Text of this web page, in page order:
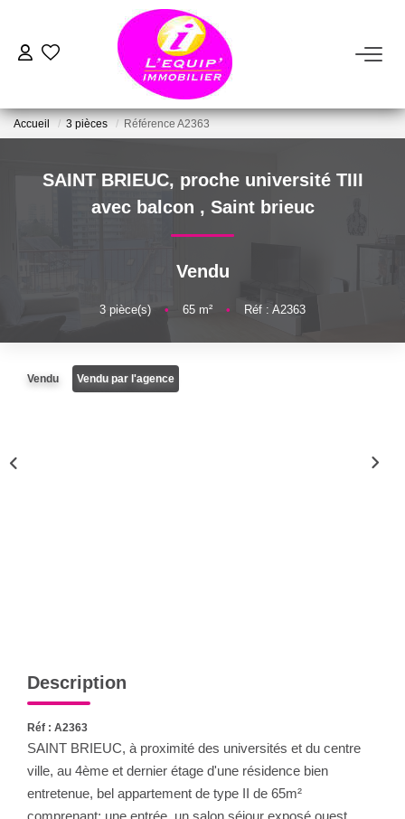
ACHETER
ESTIMER
FAIRE GÉRER
NOTRE AGENCE
Accueil 3 pièces Référence A2363
SAINT BRIEUC, proche université TIII
avec balcon , Saint brieuc
Vendu
3 pièce(s) • 65 m² • Réf : A2363
Vendu Vendu par l'agence
Description
Réf : A2363
SAINT BRIEUC, à proximité des universités et du centre
ville, au 4ème et dernier étage d'une résidence bien
entretenue, bel appartement de type II de 65m²
comprenant: une entrée, un salon séjour exposé ouest